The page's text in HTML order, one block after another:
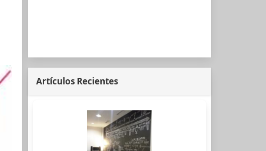
Artículos Recientes